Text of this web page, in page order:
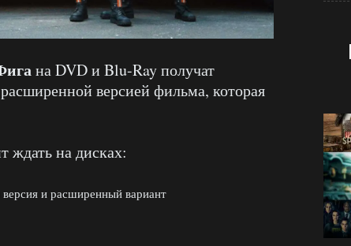
на DVD и Blu-Ray получат
версией фильма, которая
ждать на дисках:
и расширенный вариант